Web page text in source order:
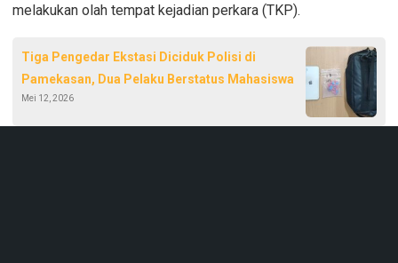
melakukan olah tempat kejadian perkara (TKP).
Tiga Pengedar Ekstasi Diciduk Polisi di
Pamekasan, Dua Pelaku Berstatus Mahasiswa
Mei 12, 2026